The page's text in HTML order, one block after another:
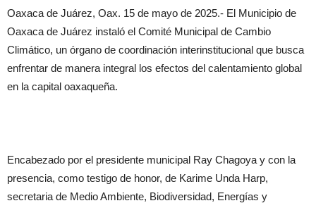
Oaxaca de Juárez, Oax. 15 de mayo de 2025.- El Municipio de
Oaxaca de Juárez instaló el Comité Municipal de Cambio
Climático, un órgano de coordinación interinstitucional que busca
enfrentar de manera integral los efectos del calentamiento global
en la capital oaxaqueña.
Encabezado por el presidente municipal Ray Chagoya y con la
presencia, como testigo de honor, de Karime Unda Harp,
secretaria de Medio Ambiente, Biodiversidad, Energías y